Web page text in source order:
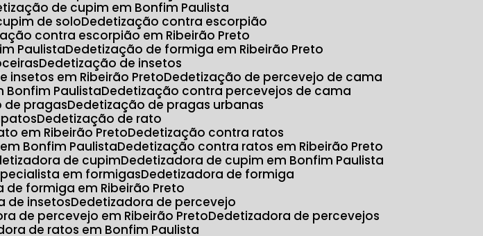
de cupim em Bonfim Paulista
de solo Dedetização contra escorpião
contra escorpião em Ribeirão Preto
Paulista Dedetização de formiga em Ribeirão Preto
Dedetização de insetos
insetos em Ribeirão Preto Dedetização de percevejo de cama
Bonfim Paulista Dedetização contra percevejos de cama
de pragas Dedetização de pragas urbanas
Dedetização de rato
em Ribeirão Preto Dedetização contra ratos
Bonfim Paulista Dedetização contra ratos em Ribeirão Preto
de cupim Dedetizadora de cupim em Bonfim Paulista
em formigas Dedetizadora de formiga
de formiga em Ribeirão Preto
de insetos Dedetizadora de percevejo
de percevejo em Ribeirão Preto Dedetizadora de percevejos
de ratos em Bonfim Paulista